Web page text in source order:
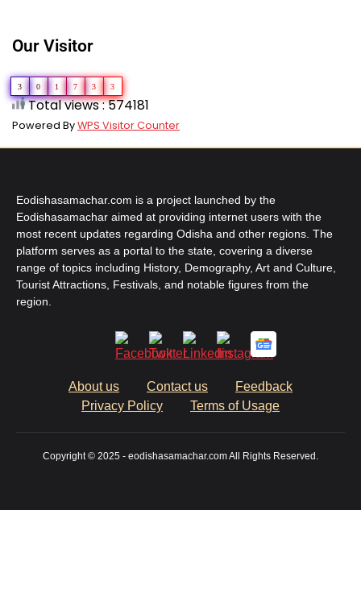
Our Visitor
3 0 1 7 3 3
Total views : 574181
Powered ByWPS Visitor Counter
Eodishasamachar.com is a project launched by the
Eodishasamachar aimed at providing internet users with the
most recent updates regarding Odisha and other regions. The
platform serves as a portal to the state, covering a diverse
range of topics including History, Demography, Art and Culture,
Tourist Attractions, Festivals, and notable figures from the
region.
About us Contact us
Feedback
Privacy Policy
Terms of Usage
Copyright © 2025 - eodishasamachar.com All Rights Reserved.